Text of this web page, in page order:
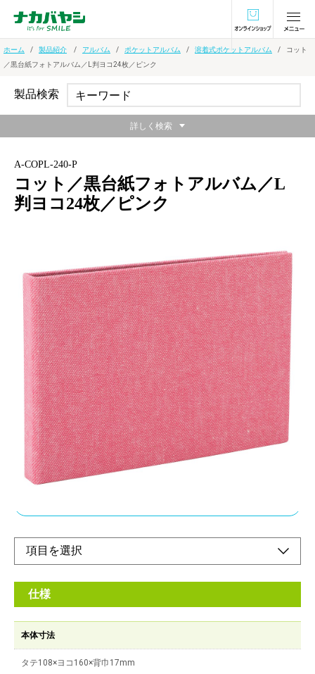
オンラインショ
ホーム 製品紹介 アルバム ポケットアルバム 溶着式ポケットアルバム
コット
／黒台紙フォトアルバム／L判ヨコ24枚／ピンク
A-COPL-240-P
コット／黒台紙フォトアルバム／L
判ヨコ24枚／ピンク
スリムな布貼りアルバム
メーカー希望小売価格：
¥830+ 税
風合いのある布生地を表紙に使ったスリムタイプのフォトアルバ
ムです。
ポケットは写真が映える黒台紙のフォトアルバム。思い出を鮮や
かに彩ります。
仕様
本体寸法
タテ108×ヨコ160×背巾17mm
製品検索
詳しく検索